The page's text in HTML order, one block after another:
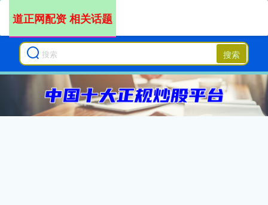
搜索
道正网配资 相关话题